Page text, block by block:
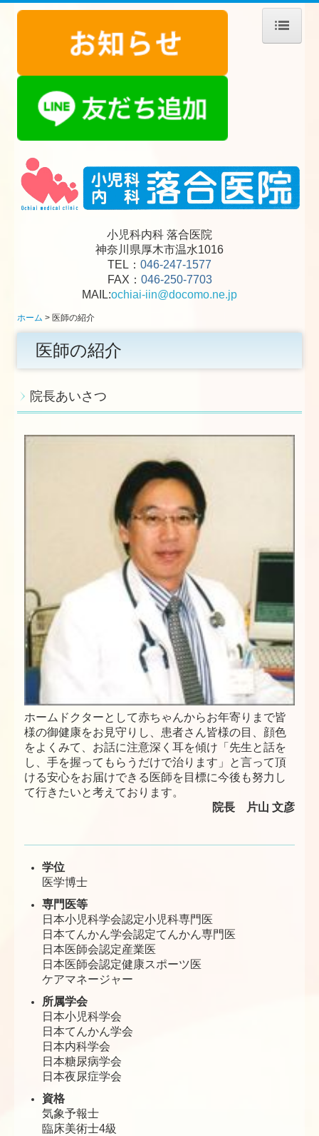
お知らせ
アレルギー／舌下免疫療法
医師の紹介
診療のご案内
ショートステイ Hug Hug
栄養相談／禁煙外来
乳幼児健診／予防接種
コロナ等感染免疫対策
診療予約
小児科内科 落合医院
神奈川県厚木市温水1016
TEL： 046-247-1577
FAX： 046-250-7703
MAIL:ochiai-iin@docomo.ne.jp
ホーム 医師の紹介
医師の紹介
院長あいさつ
ホームドクターとして赤ちゃんからお年寄りまで皆
様の御健康をお見守りし、 患者さん皆様の目、顔色
をよくみて、お話に注意深く耳を傾け「先生と話を
し、手を握ってもらうだけで治ります」と言って頂
ける安心をお届けできる医師を目標に今後も努力し
て行きたいと考えております。
院長
片山 文彦
学位
医学博士
専門医等
日本小児科学会認定小児科専門医
日本てんかん学会認定てんかん専門医
日本医師会認定産業医
日本医師会認定健康スポーツ医
ケアマネージャー
所属学会
日本小児科学会
日本てんかん学会
日本内科学会
日本糖尿病学会
日本夜尿症学会
資格
気象予報士
臨床美術士4級